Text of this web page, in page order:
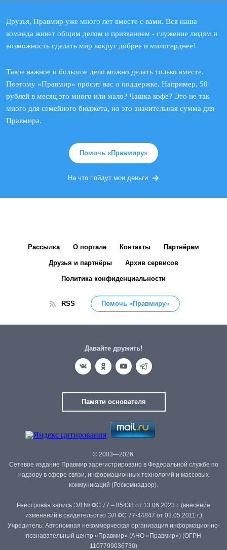
Друзья, Правмир уже много лет вместе с вами. Вся наша
команда живет общим делом и призванием - служение людям и
возможность сделать мир вокруг добрее и милосерднее!
Такое важное и большое дело можно делать только вместе.
Поэтому «Правмир» просит вас о поддержке. Например, 50
рублей в месяц это много или мало? Чашка кофе? Это не так
много для семейного бюджета, но это значительная сумма для
Правмира.
Помочь «Правмиру»
На что пойдут мои деньги
Рассылка О портале Контакты Партнёрам
Друзья и партнёры Архив сервисов
Политика конфиденциальности
RSS Помочь «Правмиру»
Давайте дружить!
Памяти основателя
© 2003—2026.
Сетевое издание Правмир зарегистрировано в Федеральной службе по
надзору в сфере связи, информационных технологий и массовых
коммуникаций (Роскомнадзор).
Реестровая запись ЭЛ № ФС 77 – 85438 от 13.06.2023 г. (внесение
изменений в свидетельство ЭЛ ФС 77-44847 от 03.05.2011 г.)
Учредитель: Автономная некоммерческая организация информационно-
познавательный центр «Правмир» (АНО «Правмир») (ОГРН
1107799036730)